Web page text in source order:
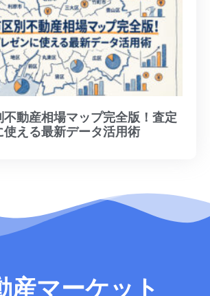
動産相場マップ完全版！査定
使える最新データ活用術
産マーケット